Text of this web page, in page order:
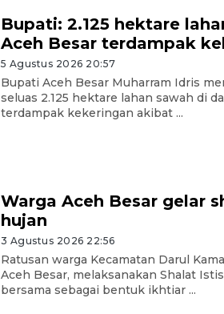
Bupati: 2.125 hektare
Aceh Besar terdampak
5 Agustus 2026 20:57
Bupati Aceh Besar Muharram Idris
seluas 2.125 hektare lahan sawah di
terdampak kekeringan akibat ...
Warga Aceh Besar gelar
hujan
3 Agustus 2026 22:56
Ratusan warga Kecamatan Darul
Aceh Besar, melaksanakan Shalat
bersama sebagai bentuk ikhtiar ...